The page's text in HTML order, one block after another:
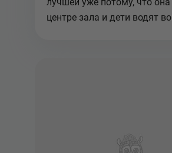
центре зала и дети водят